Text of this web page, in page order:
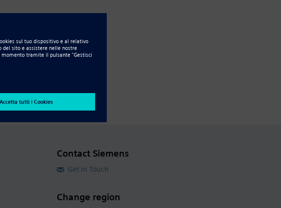
Contact Siemens
Get in Touch
Change region